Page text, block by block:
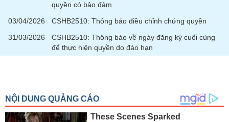
quyền có bảo đảm
03/04/2026
CSHB2510: Thông báo điều chỉnh chứng quyền
31/03/2026
CSHB2510: Thông báo về ngày đăng ký cuối cùng
để thực hiện quyền do đáo hạn